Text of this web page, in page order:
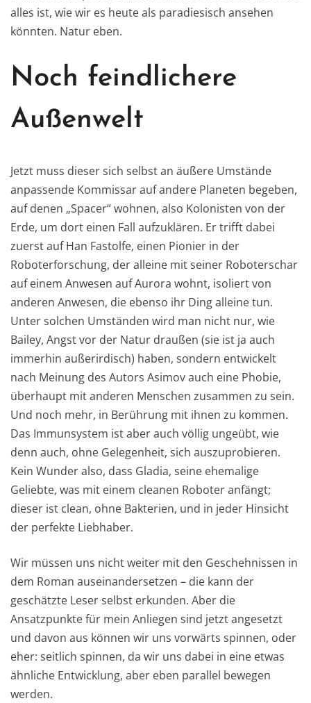
alles ist, wie wir es heute als paradiesisch ansehen
könnten. Natur eben.
Noch feindlichere
Außenwelt
Jetzt muss dieser sich selbst an äußere Umstände
anpassende Kommissar auf andere Planeten begeben,
auf denen „Spacer“ wohnen, also Kolonisten von der
Erde, um dort einen Fall aufzuklären. Er trifft dabei
zuerst auf Han Fastolfe, einen Pionier in der
Roboterforschung, der alleine mit seiner Roboterschar
auf einem Anwesen auf Aurora wohnt, isoliert von
anderen Anwesen, die ebenso ihr Ding alleine tun.
Unter solchen Umständen wird man nicht nur, wie
Bailey, Angst vor der Natur draußen (sie ist ja auch
immerhin außerirdisch) haben, sondern entwickelt
nach Meinung des Autors Asimov auch eine Phobie,
überhaupt mit anderen Menschen zusammen zu sein.
Und noch mehr, in Berührung mit ihnen zu kommen.
Das Immunsystem ist aber auch völlig ungeübt, wie
denn auch, ohne Gelegenheit, sich auszuprobieren.
Kein Wunder also, dass Gladia, seine ehemalige
Geliebte, was mit einem cleanen Roboter anfängt;
dieser ist clean, ohne Bakterien, und in jeder Hinsicht
der perfekte Liebhaber.
Wir müssen uns nicht weiter mit den Geschehnissen in
dem Roman auseinandersetzen – die kann der
geschätzte Leser selbst erkunden. Aber die
Ansatzpunkte für mein Anliegen sind jetzt angesetzt
und davon aus können wir uns vorwärts spinnen, oder
eher: seitlich spinnen, da wir uns dabei in eine etwas
ähnliche Entwicklung, aber eben parallel bewegen
werden.